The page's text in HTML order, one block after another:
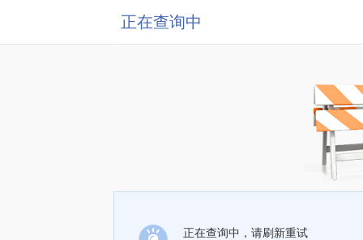
正在查询中
正在查询中，请刷新重试